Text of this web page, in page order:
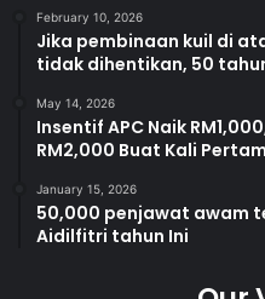
February 10, 2026
Jika pembinaan kuil di
tidak dihentikan, 50
May 14, 2026
Insentif APC Naik
RM2,000 Buat Kali
January 15, 2026
50,000 penjawat awam
Aidilfitri tahun Ini